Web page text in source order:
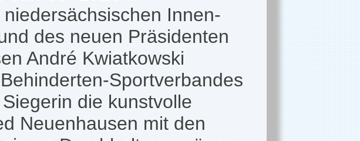
Innen-
des neuen Präsidenten
André Kwiatkowski
Sportverbandes
die kunstvolle
Neuenhausen mit den